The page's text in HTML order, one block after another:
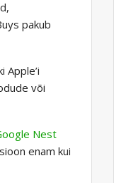
pakub
Apple’i
või
Nest
enam kui